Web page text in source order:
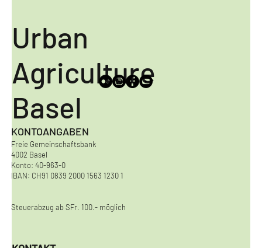
KONTOANGABEN
Freie Gemeinschaftsbank
4002 Basel
Konto: 40-963-0
IBAN: CH91 0839 2000 1563 1230 1
Steuerabzug ab SFr. 100.- möglich
Urban
Agriculture
Basel